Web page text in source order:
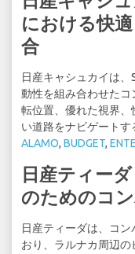
における快
合
日産キャシュカイは
動性を組み合わせた
転位置、優れた視界
い道路をナビゲートす
ALAMO, BUDGET,
日産ティー
のためのコ
日産ティーダは、コ
おり、ラルナカ周辺